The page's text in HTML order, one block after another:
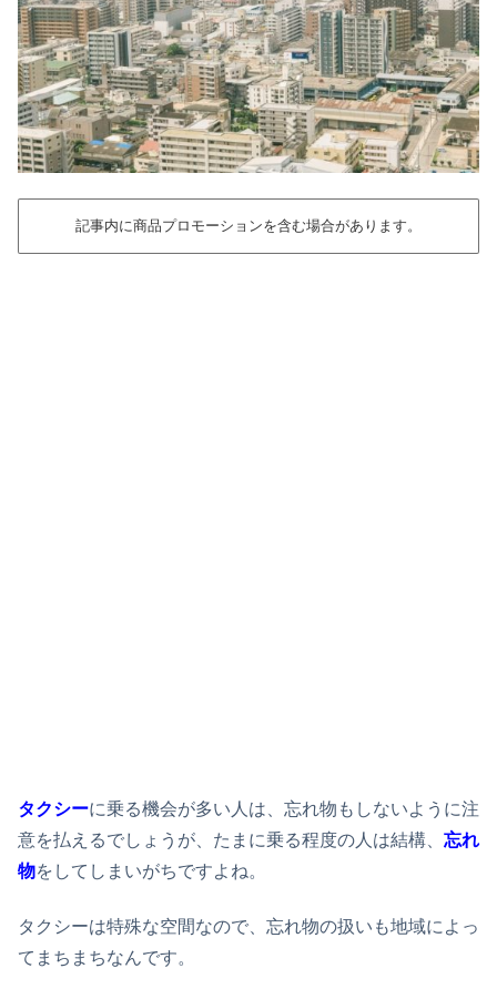
記事内に商品プロモーションを含む場合があります。
タクシーに乗る機会が多い人は、忘れ物もしないように注
意を払えるでしょうが、たまに乗る程度の人は結構、 忘れ
物をしてしまいがちですよね。
タクシーは特殊な空間なので、忘れ物の扱いも地域によっ
てまちまちなんです。